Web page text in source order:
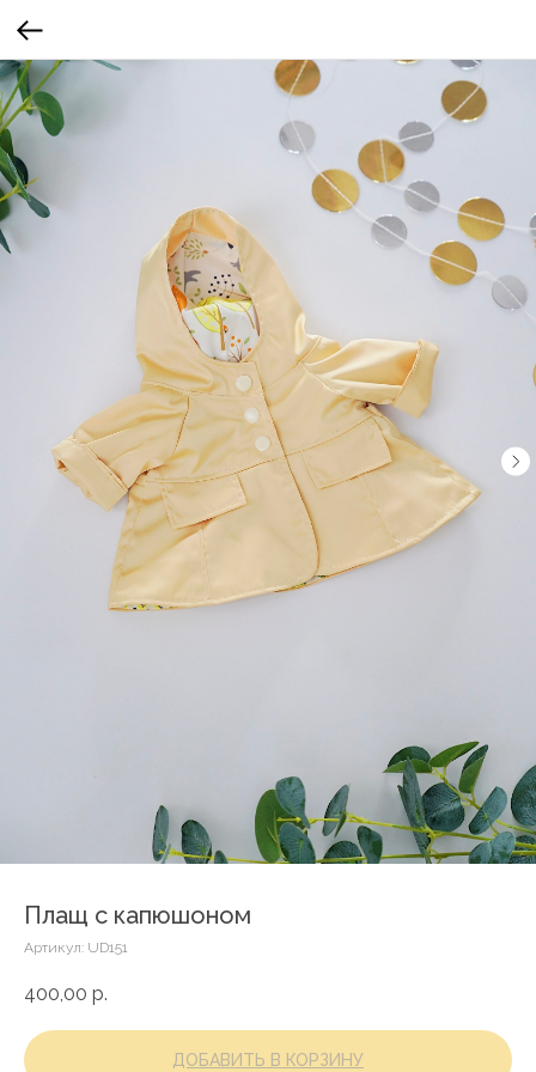
Плащ с капюшоном
Артикул: UD151
400,00 р.
ДОБАВИТЬ В КОРЗИНУ